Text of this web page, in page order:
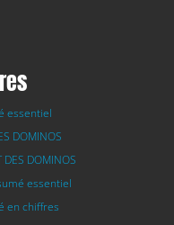
essentiel
DOMINOS
DOMINOS
essentiel
en chiffres